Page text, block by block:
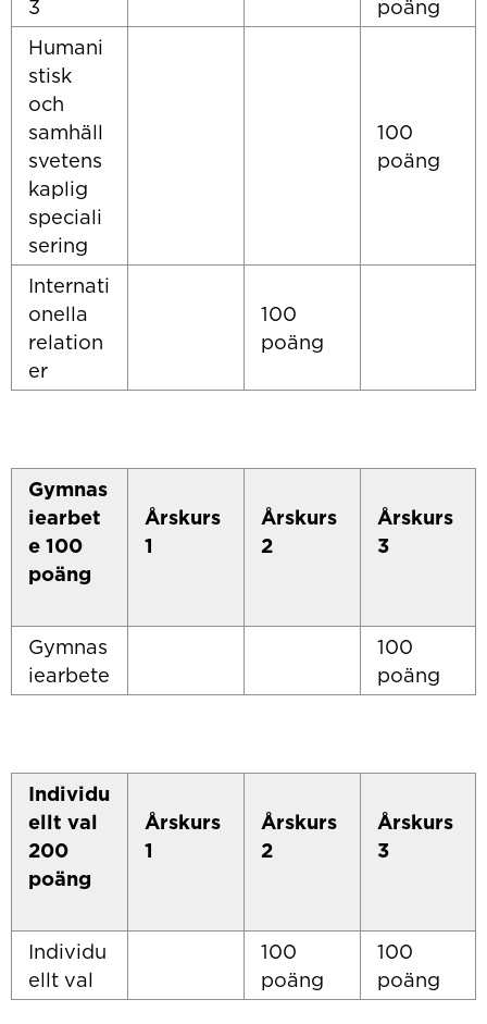
3
poäng
Humani
stisk
och
samhäll
svetens
kaplig
speciali
sering
100
poäng
Internati
onella
relation
er
100
poäng
Gymnas
iearbet
e 100
poäng
Årskurs
1
Årskurs
2
Årskurs
3
Gymnas
iearbete
100
poäng
Individu
ellt val
200
poäng
Årskurs
1
Årskurs
2
Årskurs
3
Individu
ellt val
100
poäng
100
poäng